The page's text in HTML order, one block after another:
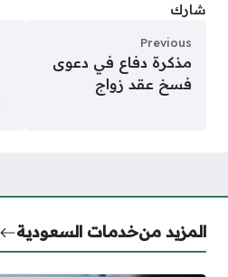
شارك
Previous
مذكرة دفاع في دعوى
فسخ عقد زواج
المزيد منخدمات السعودية